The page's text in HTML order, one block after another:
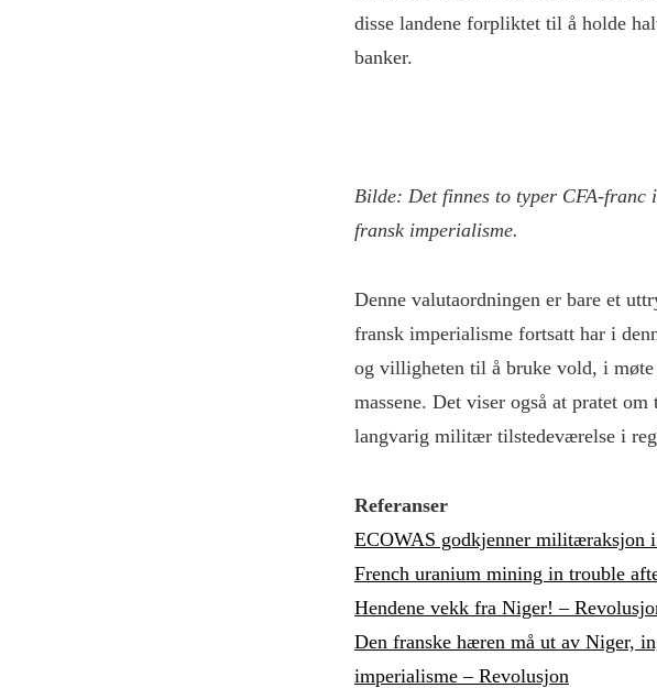
disse landene forpliktet til å holde
banker.
Bilde: Det finnes to typer CFA-franc
fransk imperialisme.
Denne valutaordningen er bare et
fransk imperialisme fortsatt har i
og villigheten til å bruke vold, i
massene. Det viser også at pratet
langvarig militær tilstedeværelse i
Referanser
ECOWAS godkjenner
French uranium mining in trouble
Hendene vekk fra Niger! –
Den franske hæren må ut av Niger,
imperialisme – Revolusjon